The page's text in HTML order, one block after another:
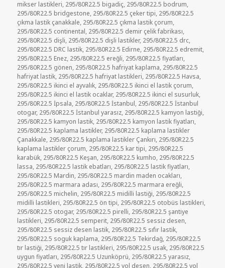
mikser lastikleri, 295/80R22.5 bigadiç, 295/80R22.5 bodrum,
295/80R22.5 bridgestone, 295/80R22.5 çeker tipi, 295/80R22.5
çıkma lastik çanakkale, 295/80R22.5 çıkma lastik çorum,
295/80R22.5 continental, 295/80R22.5 demir çelik fabrikası,
295/80R22.5 dişli, 295/80R22.5 dişli lastikler, 295/80R22.5 drc,
295/80R22.5 DRC lastik, 295/80R22.5 Edirne, 295/80R22.5 edremit,
295/80R22.5 Enez, 295/80R22.5 ereğli, 295/80R22.5 fiyatları,
295/80R22.5 gönen, 295/80R22.5 hafriyat kaplama, 295/80R22.5
hafriyat lastik, 295/80R22.5 hafriyat lastikleri, 295/80R22.5 Havsa,
295/80R22.5 ikinci el ayvalık, 295/80R22.5 ikinci el lastik çorum,
295/80R22.5 ikinci el lastik ocaklar, 295/80R22.5 ikinci el susurluk,
295/80R22.5 İpsala, 295/80R22.5 İstanbul, 295/80R22.5 İstanbul
otogar, 295/80R22.5 İstanbul yarasız, 295/80R22.5 kamyon lastiği,
295/80R22.5 kamyon lastik, 295/80R22.5 kamyon lastik fiyatları,
295/80R22.5 kaplama lastikler, 295/80R22.5 kaplama lastikler
Çanakkale, 295/80R22.5 kaplama lastikler Çankırı, 295/80R22.5
kaplama lastikler çorum, 295/80R22.5 kar tipi, 295/80R22.5
karabük, 295/80R22.5 Keşan, 295/80R22.5 kumho, 295/80R22.5
lassa, 295/80R22.5 lastik ebatları, 295/80R22.5 lastik fiyatları,
295/80R22.5 Mardin, 295/80R22.5 mardin maden ocakları,
295/80R22.5 marmara adası, 295/80R22.5 marmara ereğli,
295/80R22.5 michelin, 295/80R22.5 midilli lastiği, 295/80R22.5
midilli lastikleri, 295/80R22.5 ön tipi, 295/80R22.5 otobüs lastikleri,
295/80R22.5 otogar, 295/80R22.5 pirelli, 295/80R22.5 şantiye
lastikleri, 295/80R22.5 semperit, 295/80R22.5 sessiz desen,
295/80R22.5 sessiz desen lastik, 295/80R22.5 sıfır lastik,
295/80R22.5 soguk kaplama, 295/80R22.5 Tekirdağ, 295/80R22.5
tır lastiği, 295/80R22.5 tır lastikleri, 295/80R22.5 usak, 295/80R22.5
uygun fiyatları, 295/80R22.5 Uzunköprü, 295/80R22.5 yarasız,
295/80R22.5 yeni lastik, 295/80R22.5 yol desen, 295/80R22.5 yol